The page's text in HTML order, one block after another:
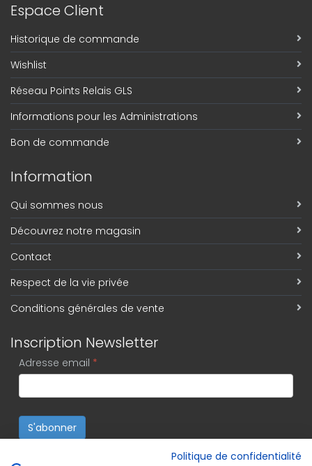
Espace Client
Historique de commande
Wishlist
Réseau Points Relais GLS
Informations pour les Administrations
Bon de commande
Information
Qui sommes nous
Découvrez notre magasin
Contact
Respect de la vie privée
Conditions générales de vente
Inscription Newsletter
Adresse email *
S'abonner
Politique de confidentialité